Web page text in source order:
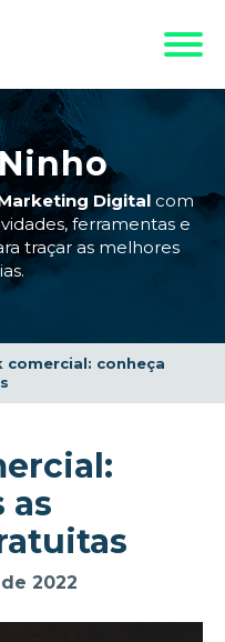
Digital com
ferramentas e
traçar as melhores
comercial: conheça
as
2022